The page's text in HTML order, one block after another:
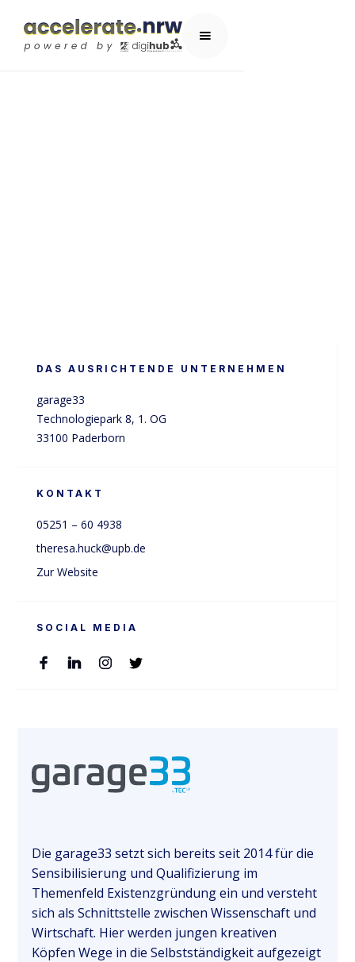
DAS AUSRICHTENDE UNTERNEHMEN
garage33
Technologiepark 8, 1. OG
33100 Paderborn
KONTAKT
05251 – 60 4938
theresa.huck@upb.de
Zur Website
SOCIAL MEDIA
Die garage33 setzt sich bereits seit 2014 für die
Sensibilisierung und Qualifizierung im
Themenfeld Existenzgründung ein und versteht
sich als Schnittstelle zwischen Wissenschaft und
Wirtschaft. Hier werden jungen kreativen
Köpfen Wege in die Selbstständigkeit aufgezeigt